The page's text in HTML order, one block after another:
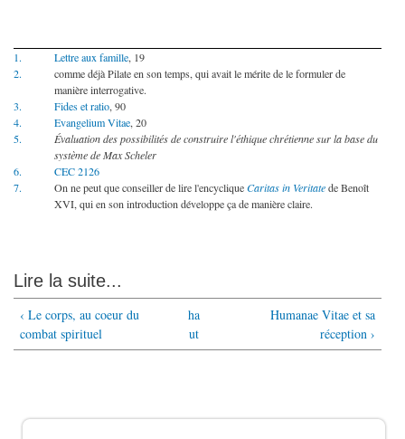
1. Lettre aux famille, 19
2.
comme déjà Pilate en son temps, qui avait le mérite de le formuler de
manière interrogative.
3.
Fides et ratio, 90
4.
Evangelium Vitae, 20
5.
Évaluation des possibilités de construire l'éthique chrétienne sur la base du
système de Max Scheler
6.
CEC 2126
7.
On ne peut que conseiller de lire l'encycliqueCaritas in Veritatede Benoît
XVI, qui en son introduction développe ça de manière claire.
Lire la suite...
‹ Le corps, au coeur du
combat spirituel
ha
ut
Humanae Vitae et sa
réception ›